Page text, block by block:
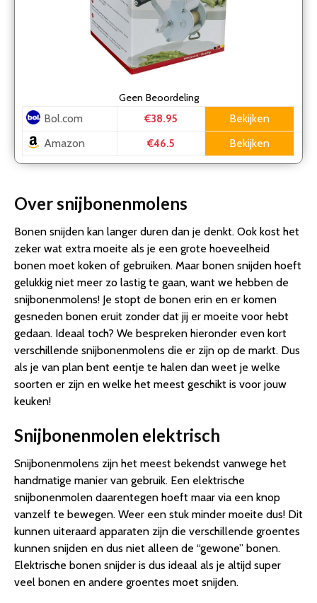
Geen Beoordeling
Bol.com €38.95
Bekijken
Amazon
€46.5 Bekijken
Over snijbonenmolens
Bonen snijden kan langer duren dan je denkt. Ook kost het
zeker wat extra moeite als je een grote hoeveelheid
bonen moet koken of gebruiken. Maar bonen snijden hoeft
gelukkig niet meer zo lastig te gaan, want we hebben de
snijbonenmolens! Je stopt de bonen erin en er komen
gesneden bonen eruit zonder dat jij er moeite voor hebt
gedaan. Ideaal toch? We bespreken hieronder even kort
verschillende snijbonenmolens die er zijn op de markt. Dus
als je van plan bent eentje te halen dan weet je welke
soorten er zijn en welke het meest geschikt is voor jouw
keuken!
Snijbonenmolen elektrisch
Snijbonenmolens zijn het meest bekendst vanwege het
handmatige manier van gebruik. Een elektrische
snijbonenmolen daarentegen hoeft maar via een knop
vanzelf te bewegen. Weer een stuk minder moeite dus! Dit
kunnen uiteraard apparaten zijn die verschillende groentes
kunnen snijden en dus niet alleen de “gewone” bonen.
Elektrische bonen snijder is dus ideaal als je altijd super
veel bonen en andere groentes moet snijden.